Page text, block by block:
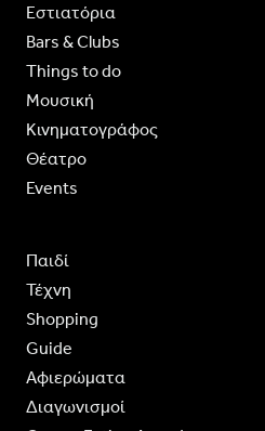
Εστιατόρια
Bars & Clubs
Things to do
Moυσική
Κινηματογράφος
Θέατρο
Events
Παιδί
Τέχνη
Shopping
Guide
Aφιερώματα
Διαγωνισμοί